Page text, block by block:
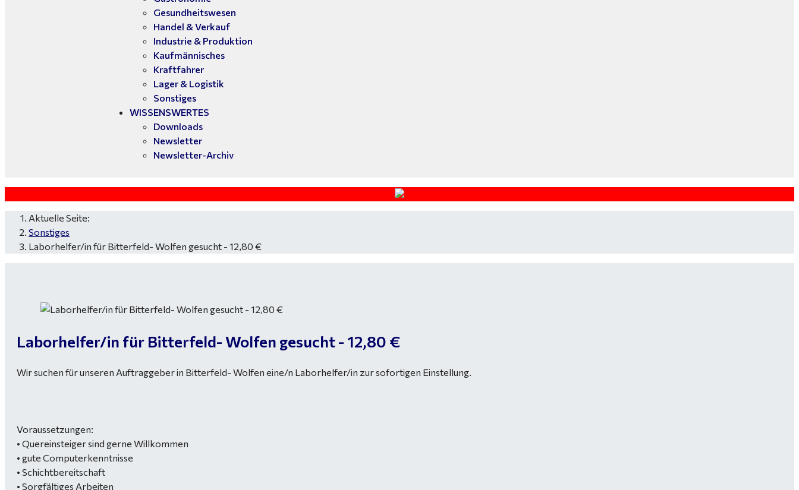
Gesundheitswesen
Handel & Verkauf
Industrie & Produktion
Kaufmännisches
Kraftfahrer
Lager & Logistik
Sonstiges
WISSENSWERTES
Downloads
Newsletter
Newsletter-Archiv
Aktuelle Seite:
Sonstiges
Laborhelfer/in für Bitterfeld- Wolfen gesucht - 12,80 €
Laborhelfer/in für Bitterfeld- Wolfen gesucht - 12,80 €
Wir suchen für unseren Auftraggeber in Bitterfeld- Wolfen eine/n Laborhelfer/in zur sofortigen Einstellung.
Voraussetzungen:
• Quereinsteiger sind gerne Willkommen
• gute Computerkenntnisse
• Schichtbereitschaft
• Sorgfältiges Arbeiten